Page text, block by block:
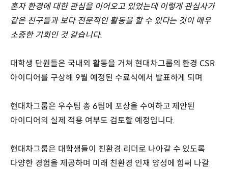
혼자 환경에 대한 관심을 이어오고 있었는데 이렇게 관심사가
같은 친구들과 보다 전문적인 활동을 할 수 있다는 것이 매우
소중한 기회인 것 같습니다.
대학생 단원들은 국내외 활동을 거쳐 현대차그룹의 환경 CSR
아이디어를 구상해 9월 예정된 수료식에서 발표하게 되며
현대차그룹은 우수팀 총 6팀에 포상을 수여하고 제안된
아이디어의 실제 적용 여부도 검토할 예정입니다.
현대차그룹은 대학생들이 친환경 리더로 나아갈 수 있도록
다양한 경험을 제공하며 미래 친환경 인재 양성에 힘써 나갈